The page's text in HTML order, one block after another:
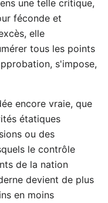
une telle critique,
féconde et
elle
tous les points
s'impose,
encore vraie, que
étatiques
ou des
le contrôle
de la nation
devient de plus
en moins